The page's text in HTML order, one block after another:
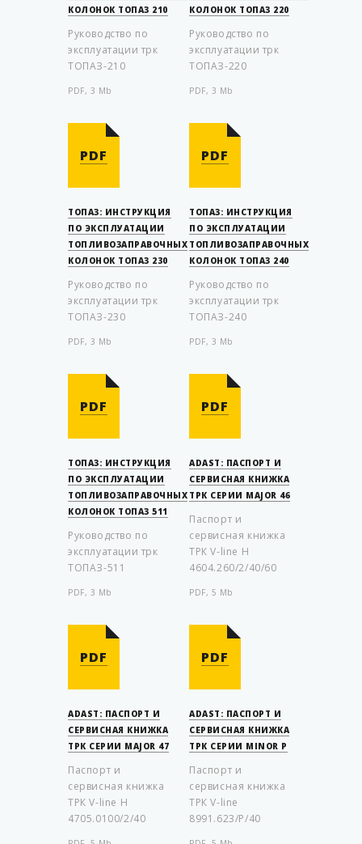
КОЛОНОК ТОПАЗ 210
Руководство по
эксплуатации трк
ТОПАЗ-210
PDF, 3 Mb
КОЛОНОК ТОПАЗ 220
Руководство по
эксплуатации трк
ТОПАЗ-220
PDF, 3 Mb
PDF
ТОПАЗ: ИНСТРУКЦИЯ
ПО ЭКСПЛУАТАЦИИ
ТОПЛИВОЗАПРАВОЧНЫХ
КОЛОНОК ТОПАЗ 230
Руководство по
эксплуатации трк
ТОПАЗ-230
PDF, 3 Mb
PDF
ТОПАЗ: ИНСТРУКЦИЯ
ПО ЭКСПЛУАТАЦИИ
ТОПЛИВОЗАПРАВОЧНЫХ
КОЛОНОК ТОПАЗ 240
Руководство по
эксплуатации трк
ТОПАЗ-240
PDF, 3 Mb
PDF
ТОПАЗ: ИНСТРУКЦИЯ
ПО ЭКСПЛУАТАЦИИ
ТОПЛИВОЗАПРАВОЧНЫХ
КОЛОНОК ТОПАЗ 511
Руководство по
эксплуатации трк
ТОПАЗ-511
PDF, 3 Mb
PDF
ADAST: ПАСПОРТ И
СЕРВИСНАЯ КНИЖКА
ТРК СЕРИИ MAJOR 46
Паспорт и
сервисная книжка
ТРК V-line H
4604.260/2/40/60
PDF, 5 Mb
PDF
ADAST: ПАСПОРТ И
СЕРВИСНАЯ КНИЖКА
ТРК СЕРИИ MAJOR 47
Паспорт и
сервисная книжка
ТРК V-line H
4705.0100/2/40
PDF
ADAST: ПАСПОРТ И
СЕРВИСНАЯ КНИЖКА
ТРК СЕРИИ MINOR P
Паспорт и
сервисная книжка
ТРК V-line
8991.623/P/40